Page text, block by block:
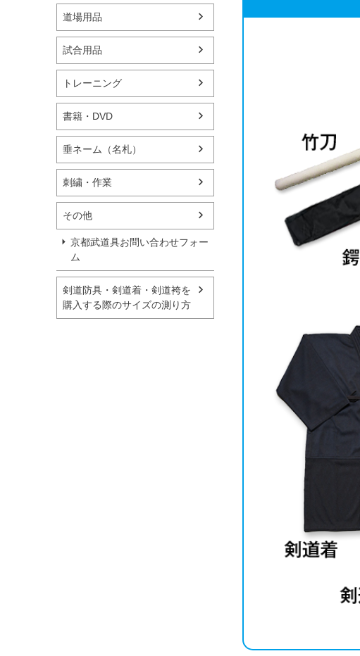
道場用品
試合用品
トレーニング
書籍・DVD
垂ネーム（名札）
刺繍・作業
その他
京都武道具お問い合わせフォー
ム
剣道防具・剣道着・剣道袴を
購入する際のサイズの測り方